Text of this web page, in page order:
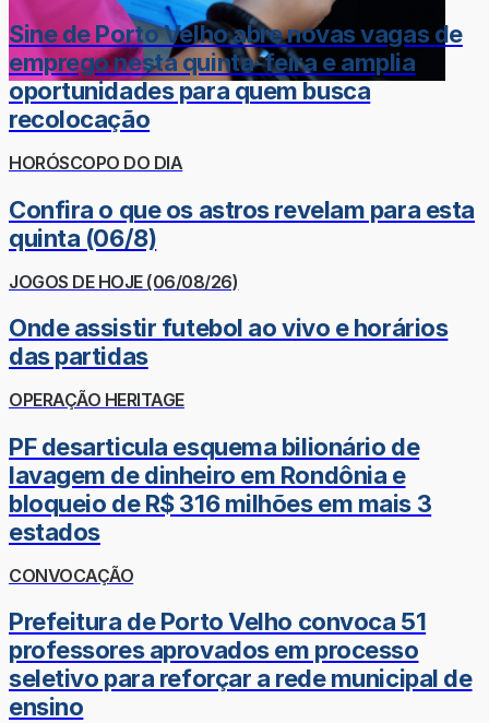
Sine de Porto Velho abre novas vagas de
emprego nesta quinta-feira e amplia
oportunidades para quem busca
recolocação
HORÓSCOPO DO DIA
Confira o que os astros revelam para esta
quinta (06/8)
JOGOS DE HOJE (06/08/26)
Onde assistir futebol ao vivo e horários
das partidas
OPERAÇÃO HERITAGE
PF desarticula esquema bilionário de
lavagem de dinheiro em Rondônia e
bloqueio de R$ 316 milhões em mais 3
estados
CONVOCAÇÃO
Prefeitura de Porto Velho convoca 51
professores aprovados em processo
seletivo para reforçar a rede municipal de
ensino